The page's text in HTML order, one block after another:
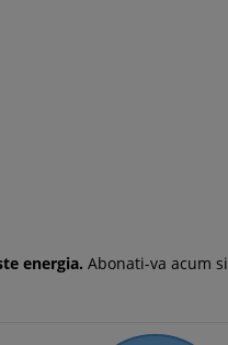
energia. Abonati-va acum si